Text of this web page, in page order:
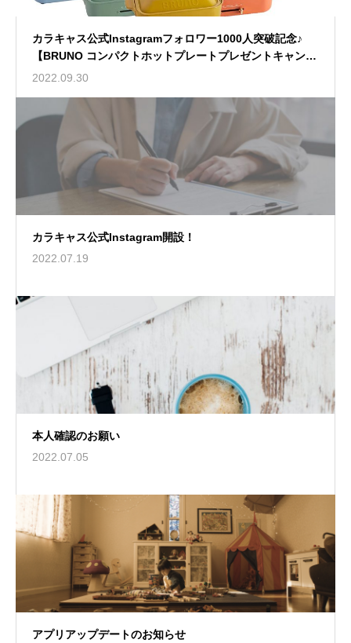
カラキャス公式Instagramフォロワー1000人突破記念♪
【BRUNO コンパクトホットプレートプレゼントキャンペ
ーン！】
2022.09.30
カラキャス公式Instagram開設！
2022.07.19
本人確認のお願い
2022.07.05
アプリアップデートのお知らせ